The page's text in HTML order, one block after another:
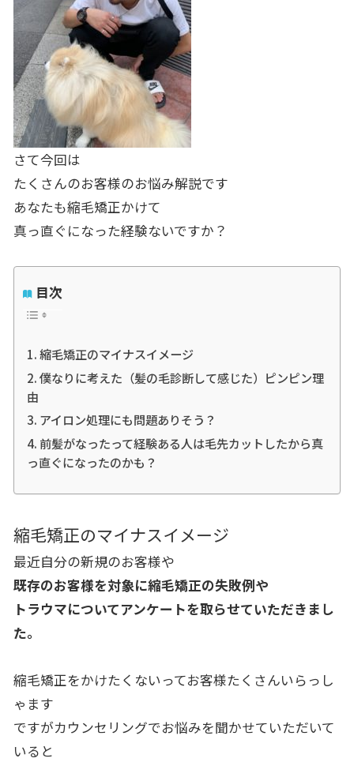
さて今回は
たくさんのお客様のお悩み解説です
あなたも縮毛矯正かけて
真っ直ぐになった経験ないですか？
目次
縮毛矯正のマイナスイメージ
僕なりに考えた（髪の毛診断して感じた）ピンピン理
由
アイロン処理にも問題ありそう？
前髪がなったって経験ある人は毛先カットしたから真
っ直ぐになったのかも？
縮毛矯正のマイナスイメージ
最近自分の新規のお客様や
既存のお客様を対象に縮毛矯正の失敗例や
トラウマについてアンケートを取らせていただきまし
た。
縮毛矯正をかけたくないってお客様たくさんいらっし
ゃます
ですがカウンセリングでお悩みを聞かせていただいて
いると